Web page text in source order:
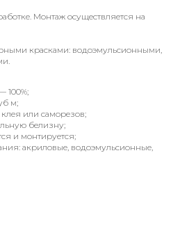
Монтаж осуществляется на
красками: водоэмульсионными,
100%;
м;
или саморезов;
белизну;
и монтируется;
акриловые, водоэмульсионные,